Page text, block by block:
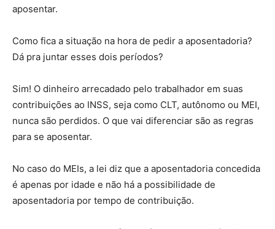
aposentar.
Como fica a situação na hora de pedir a aposentadoria?
Dá pra juntar esses dois períodos?
Sim! O dinheiro arrecadado pelo trabalhador em suas
contribuições ao INSS, seja como CLT, autônomo ou MEI,
nunca são perdidos. O que vai diferenciar são as regras
para se aposentar.
No caso do MEIs, a lei diz que a aposentadoria concedida
é apenas por idade e não há a possibilidade de
aposentadoria por tempo de contribuição.